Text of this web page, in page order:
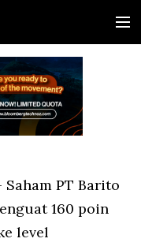
Saham PT Barito
160 poin
level